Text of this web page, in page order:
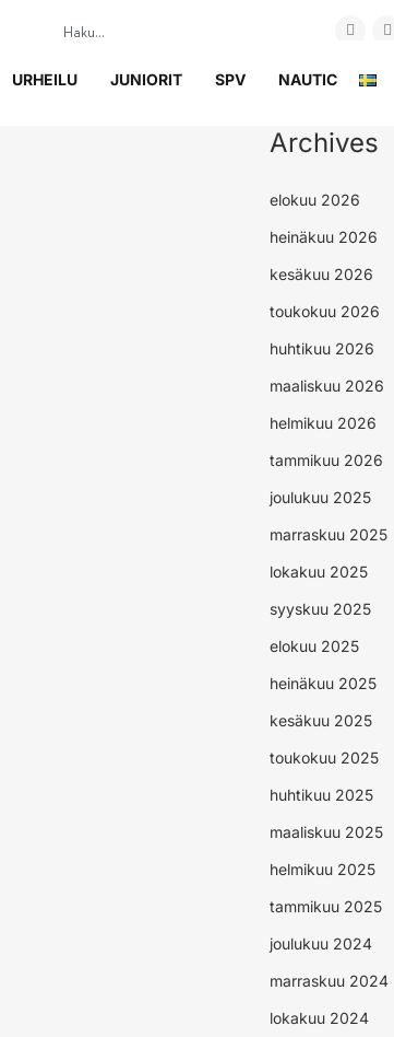
URHEILU JUNIORIT SPV NAUTIC
Archives
elokuu 2026
heinäkuu 2026
kesäkuu 2026
toukokuu 2026
huhtikuu 2026
maaliskuu 2026
helmikuu 2026
tammikuu 2026
joulukuu 2025
marraskuu 2025
lokakuu 2025
syyskuu 2025
elokuu 2025
heinäkuu 2025
kesäkuu 2025
toukokuu 2025
huhtikuu 2025
maaliskuu 2025
helmikuu 2025
tammikuu 2025
joulukuu 2024
marraskuu 2024
lokakuu 2024